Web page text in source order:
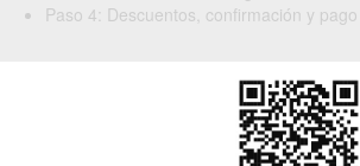
Paso 4: Descuentos, confirmación y